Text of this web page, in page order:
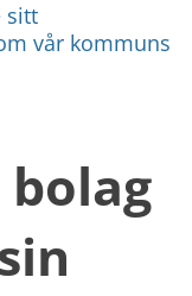
sitt
vår kommuns